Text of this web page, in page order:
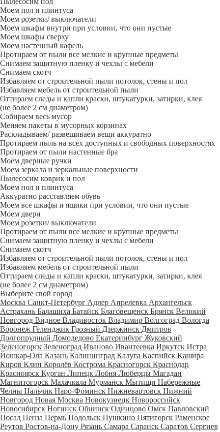
Моем пол и плинтуса
Моем розетки/ выключатели
Моем шкафы внутри при условии, что они пустые
Моем шкафы сверху
Моем настенный кафель
Протираем от пыли все мелкие и крупные предметы
Снимаем защитную пленку и чехлы с мебели
Снимаем скотч
Избавляем от строительной пыли потолок, стены и пол
Избавляем мебель от строительной пыли
Оттираем следы и капли краски, штукатурки, затирки, клея
(не более 2 см диаметром)
Собираем весь мусор
Меняем пакеты в мусорных корзинах
Раскладываем/ развешиваем вещи аккуратно
Протираем пыль на всех доступных и свободных поверхностях
Протираем от пыли настенные бра
Моем дверные ручки
Моем зеркала и зеркальные поверхности
Пылесосим коврик и пол
Моем пол и плинтуса
Аккуратно расставляем обувь
Моем все шкафы и ящики при условии, что они пустые
Моем двери
Моем розетки/ выключатели
Протираем от пыли все мелкие и крупные предметы
Снимаем защитную пленку и чехлы с мебели
Снимаем скотч
Избавляем от строительной пыли потолок, стены и пол
Избавляем мебель от строительной пыли
Оттираем следы и капли краски, штукатурки, затирки, клея
(не более 2 см диаметром)
Выберите свой город
Москва Санкт-Петербург Адлер Апрелевка Архангельск
Астрахань Балашиха Батайск Благовещенск Брянск Великий
Новгород Видное Владивосток Владимир Волгоград Вологда
Воронеж Геленджик Грозный Дзержинск Дмитров
Долгопрудный Домодедово Екатеринбург Жуковский
Зеленогорск Зеленоград Иваново Ивантеевка Иркутск Истра
Йошкар-Ола Казань Калининград Калуга Каспийск Кашира
Киров Клин Королёв Кострома Красногорск Краснодар
Красноярск Курган Липецк Лобня Люберцы Магадан
Магнитогорск Махачкала Мурманск Мытищи Набережные
Челны Нальчик Наро-Фоминск Нижневартовск Нижний
Новгород Новая Москва Новокузнецк Новороссийск
Новосибирск Ногинск Обнинск Одинцово Омск Павловский
Посад Пенза Пермь Подольск Пушкино Пятигорск Раменское
Реутов Ростов-на-Дону Рязань Самара Саранск Саратов Сергиев